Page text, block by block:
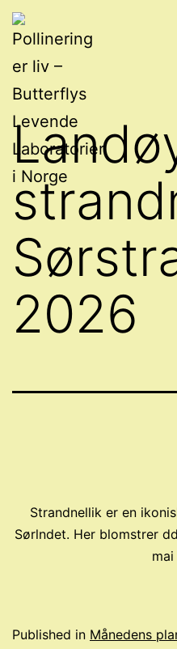
Skip
to
content
Pollinering
er
liv
-
Butterflys
Levende
Laboratorier
Norge
2026
Strandnellik er en
Sørlndet. Her blomstrer
Published in Månedens